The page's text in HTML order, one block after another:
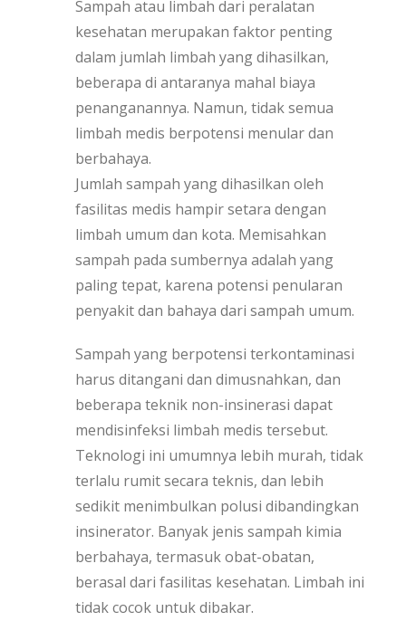
Sampah atau limbah dari peralatan
kesehatan merupakan faktor penting
dalam jumlah limbah yang dihasilkan,
beberapa di antaranya mahal biaya
penanganannya. Namun, tidak semua
limbah medis berpotensi menular dan
berbahaya.
Jumlah sampah yang dihasilkan oleh
fasilitas medis hampir setara dengan
limbah umum dan kota. Memisahkan
sampah pada sumbernya adalah yang
paling tepat, karena potensi penularan
penyakit dan bahaya dari sampah umum.
Sampah yang berpotensi terkontaminasi
harus ditangani dan dimusnahkan, dan
beberapa teknik non-insinerasi dapat
mendisinfeksi limbah medis tersebut.
Teknologi ini umumnya lebih murah, tidak
terlalu rumit secara teknis, dan lebih
sedikit menimbulkan polusi dibandingkan
insinerator. Banyak jenis sampah kimia
berbahaya, termasuk obat-obatan,
berasal dari fasilitas kesehatan. Limbah ini
tidak cocok untuk dibakar.